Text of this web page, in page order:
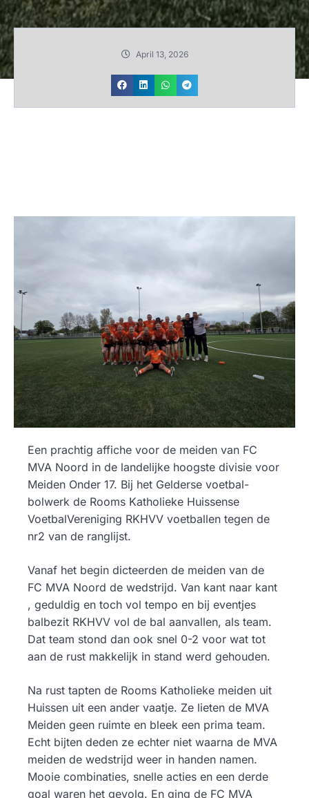
April 13, 2026
Een prachtig affiche voor de meiden van FC
MVA Noord in de landelijke hoogste divisie voor
Meiden Onder 17. Bij het Gelderse voetbal-
bolwerk de Rooms Katholieke Huissense
VoetbalVereniging RKHVV voetballen tegen de
nr2 van de ranglijst.
Vanaf het begin dicteerden de meiden van de
FC MVA Noord de wedstrijd. Van kant naar kant
, geduldig en toch vol tempo en bij eventjes
balbezit RKHVV vol de bal aanvallen, als team.
Dat team stond dan ook snel 0-2 voor wat tot
aan de rust makkelijk in stand werd gehouden.
Na rust tapten de Rooms Katholieke meiden uit
Huissen uit een ander vaatje. Ze lieten de MVA
Meiden geen ruimte en bleek een prima team.
Echt bijten deden ze echter niet waarna de MVA
meiden de wedstrijd weer in handen namen.
Mooie combinaties, snelle acties en een derde
goal waren het gevolg. En ging de FC MVA